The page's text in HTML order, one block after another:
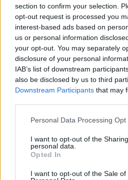
section to confirm your selection.
opt-out request is processed you
interest-based ads based on
us or personal information
your opt-out. You may separately
disclosure of your personal
IAB’s list of downstream
also be disclosed by us to third
Downstream Participants that may
Personal Data Processing Opt
I want to opt-out of the
personal data.
Opted In
I want to opt-out of the Sale of
Champix (1187)
Verslavingsziekten
Venlafaxine (1004)
Depressie - antidepressiva overig
Tramadol (939)
Pijn - morfine-achtigen
Thyrax Duotab (882)
Maagzuur - protonpompremmers
Metoprolol (817)
Bloeddruk - betablokkers
Epilepsie